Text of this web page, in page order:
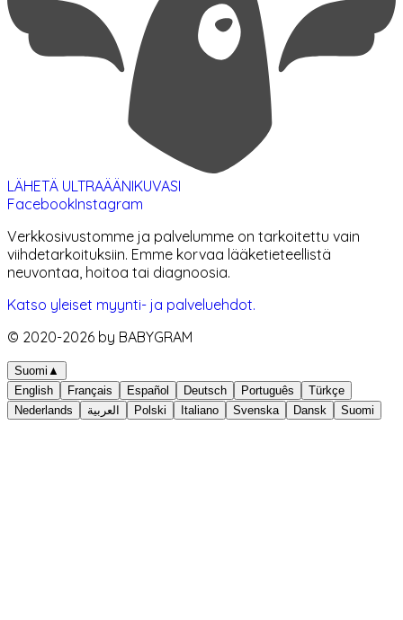
LÄHETÄ ULTRAÄÄNIKUVASI
FacebookInstagram
Verkkosivustomme ja palvelumme on tarkoitettu vain
viihdetarkoituksiin. Emme korvaa lääketieteellistä
neuvontaa, hoitoa tai diagnoosia.
Katso yleiset myynti- ja palveluehdot.
© 2020-2026 by BABYGRAM
Suomi ▲
English
Français Español Deutsch Português
Türkçe
Nederlands
العربية Polski Italiano Svenska Dansk Suomi